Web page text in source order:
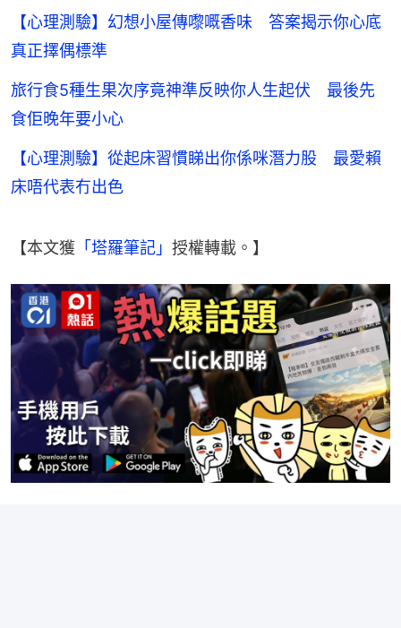
【心理測驗】幻想小屋傳嚟嘅香味 答案揭示你心底
真正擇偶標準
旅行食5種生果次序竟神準反映你人生起伏 最後先
食佢晚年要小心
【心理測驗】從起床習慣睇出你係咪潛力股 最愛賴
床唔代表冇出色
【本文獲 「塔羅筆記」 授權轉載。】